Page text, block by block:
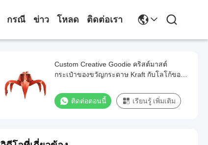
กรณี ข่าว โหลด ติดต่อเรา
Custom Creative Goodie คริสต์มาสต์
กระเป๋าของขวัญกระดาษ Kraft กับโลโก้ของ
ติดต่อตอนนี้ เรียนรู้ เพิ่มเติม